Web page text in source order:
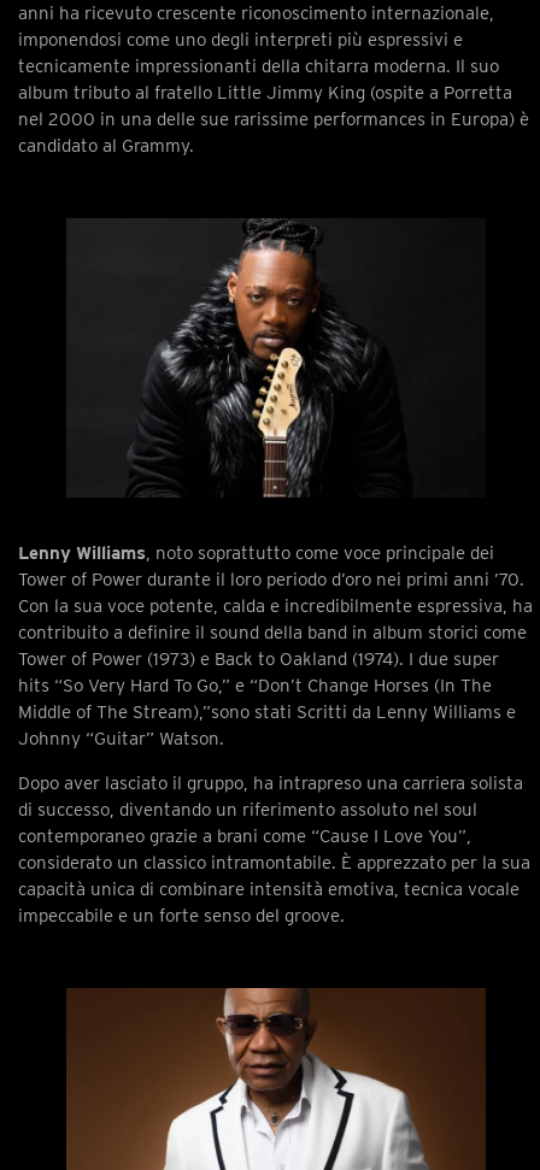
anni ha ricevuto crescente riconoscimento internazionale,
imponendosi come uno degli interpreti più espressivi e
tecnicamente impressionanti della chitarra moderna. Il suo
album tributo al fratello Little Jimmy King (ospite a Porretta
nel 2000 in una delle sue rarissime performances in Europa) è
candidato al Grammy.
Lenny Williams, noto soprattutto come voce principale dei
Tower of Power durante il loro periodo d’oro nei primi anni ’70.
Con la sua voce potente, calda e incredibilmente espressiva, ha
contribuito a definire il sound della band in album storici come
Tower of Power (1973) e Back to Oakland (1974). I due super
hits “So Very Hard To Go,” e “Don’t Change Horses (In The
Middle of The Stream),”sono stati Scritti da Lenny Williams e
Johnny “Guitar” Watson.
Dopo aver lasciato il gruppo, ha intrapreso una carriera solista
di successo, diventando un riferimento assoluto nel soul
contemporaneo grazie a brani come “Cause I Love You”,
considerato un classico intramontabile. È apprezzato per la sua
capacità unica di combinare intensità emotiva, tecnica vocale
impeccabile e un forte senso del groove.